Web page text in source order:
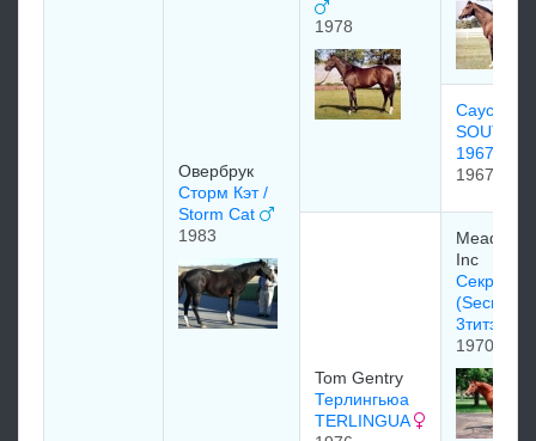
Овербрук
Сторм Кэт /
Storm Cat
1983
1978
Саус
SOUTH
1967
1967
Tom Gentry
Терлингьюа
TERLINGUA
Meadow
Inc
3титэм9
1970